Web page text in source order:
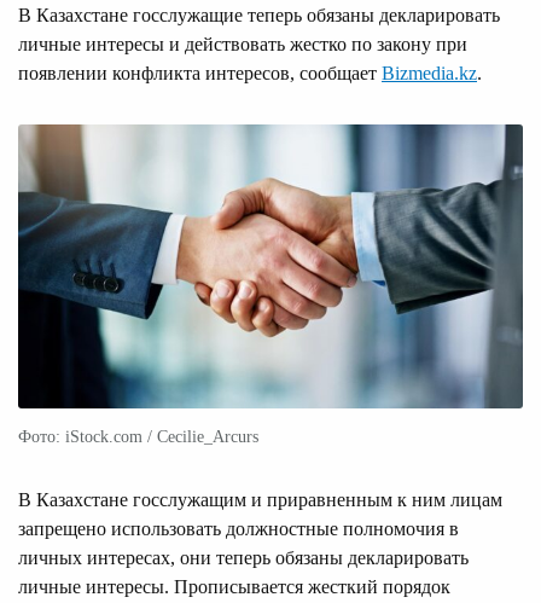
В Казахстане госслужащие теперь обязаны декларировать
личные интересы и действовать жестко по закону при
появлении конфликта интересов, сообщает Bizmedia.kz.
Фото: iStock.com / Cecilie_Arcurs
В Казахстане госслужащим и приравненным к ним лицам
запрещено использовать должностные полномочия в
личных интересах, они теперь обязаны декларировать
личные интересы. Прописывается жесткий порядок